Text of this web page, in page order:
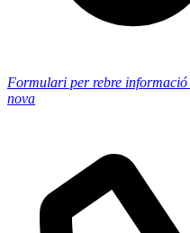
Formulari per rebre informació
nova